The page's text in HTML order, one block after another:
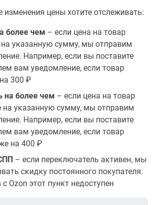
изменения цены хотите отслеживать:
более чем – если цена на товар
на указанную сумму, мы отправим
Например, если вы поставите
вам уведомление, если товар
300 ₽
на более чем – если цена на товар
на указанную сумму, мы отправим
Например, если вы поставите
вам уведомление, если товар
на 400 ₽
– если переключатель активен, мы
скидку постоянного покупателя.
Ozon этот пункт недоступен